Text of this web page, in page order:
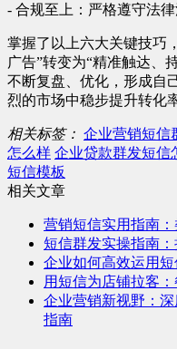
- 合规至上：严格遵守法
掌握了以上六大关键技巧
广告”转变为“精准触达、
不断复盘、优化，形成自
烈的市场中稳步提升转化率
相关标签： 企业营销短信
怎么样 企业贷款群发短信
短信模板
相关文章
营销短信实用指南
短信群发实操指南
企业如何高效运用
用短信为店铺拉客
企业营销新视野：
指南